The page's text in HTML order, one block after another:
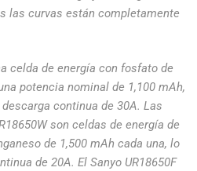
las curvas están completamente
celda de energía con fosfato de
potencia nominal de 1,100 mAh,
continua de 30A. Las
son celdas de energía de
de 1,500 mAh cada una, lo
de 20A. El Sanyo UR18650F